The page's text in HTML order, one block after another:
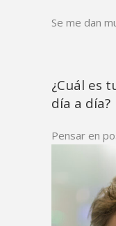
Se me dan
¿Cuál es
día a día?
Pensar en